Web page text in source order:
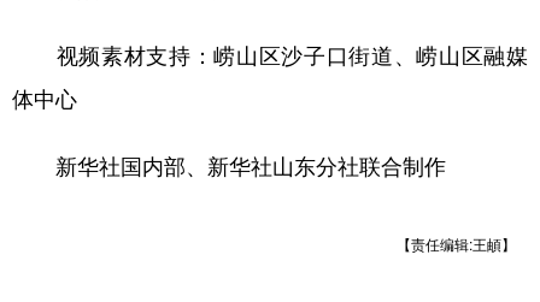
视频素材支持：崂山区沙子口街道、崂山区融媒
体中心
新华社国内部、新华社山东分社联合制作
【责任编辑:王頔】